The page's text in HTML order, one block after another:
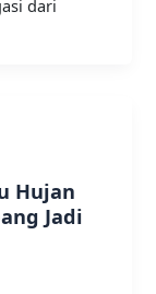
dari
Hujan
Jadi